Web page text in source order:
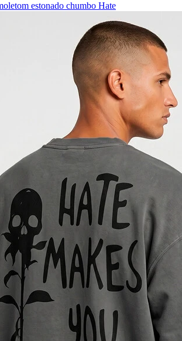
estonado chumbo Hate